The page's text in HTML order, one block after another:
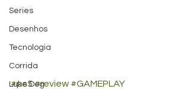
Series
Desenhos
Tecnologia
Corrida
Luke Dog
#ps5 #review #GAMEPLAY